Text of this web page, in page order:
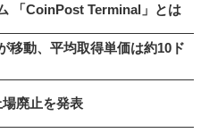
「CoinPost Terminal」とは
移動、平均取得単価は約10ド
廃止を発表